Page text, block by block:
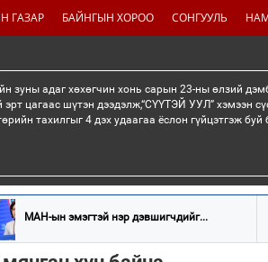
ГАЗАР БАЙНГЫН ХОРОО СОНГУУЛЬ
зуны адаг хөхөгчин хонь сарын 23-ны өлзий
цагаас шүтэн дээдэлж,“СҮҮТЭЙ УУЛ” хэмээн
тахилгыг 4 дэх удаагаа ёслон гүйцэтгэж
МАН-ын эмэгтэй нэр дэвшигчдийг...